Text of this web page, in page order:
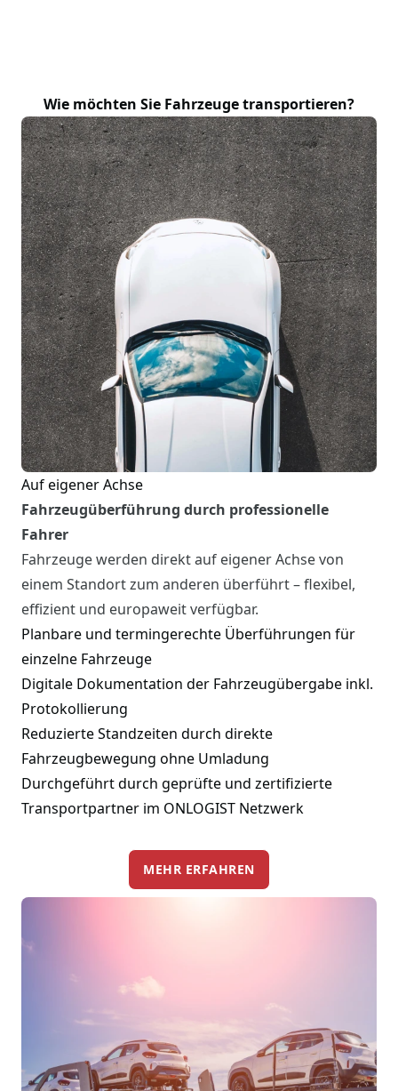
Wie möchten Sie Fahrzeuge transportieren?
Auf eigener Achse
Fahrzeugüberführung durch professionelle
Fahrer
Fahrzeuge werden direkt auf eigener Achse von
einem Standort zum anderen überführt – flexibel,
effizient und europaweit verfügbar.
Planbare und termingerechte Überführungen für
einzelne Fahrzeuge
Digitale Dokumentation der Fahrzeugübergabe inkl.
Protokollierung
Reduzierte Standzeiten durch direkte
Fahrzeugbewegung ohne Umladung
Durchgeführt durch geprüfte und zertifizierte
Transportpartner im ONLOGIST Netzwerk
MEHR ERFAHREN